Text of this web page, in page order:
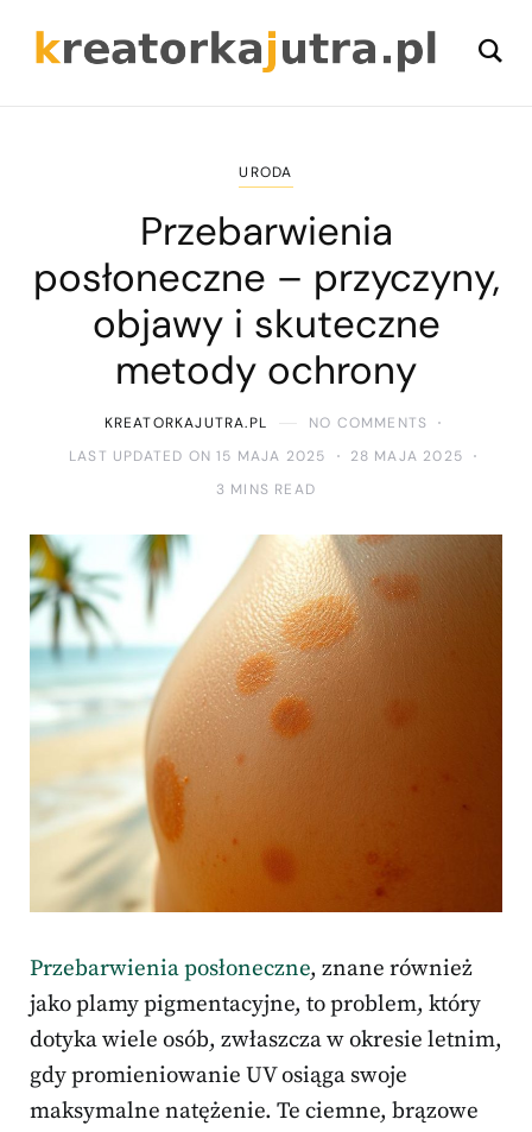
URODA
Przebarwienia
posłoneczne – przyczyny,
objawy i skuteczne
metody ochrony
KREATORKAJUTRA.PL
NO COMMENTS
LAST UPDATED ON 15 MAJA 2025
28 MAJA 2025
3 MINS READ
Przebarwienia posłoneczne, znane również
jako plamy pigmentacyjne, to problem, który
dotyka wiele osób, zwłaszcza w okresie letnim,
gdy promieniowanie UV osiąga swoje
maksymalne natężenie. Te ciemne, brązowe